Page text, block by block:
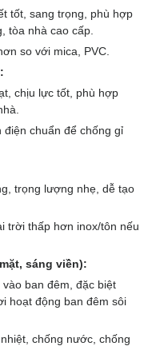
tốt, sang trọng, phù hợp
tòa nhà cao cấp.
so với mica, PVC.
chịu lực tốt, phù hợp
chuẩn để chống gỉ
trọng lượng nhẹ, dễ tạo
trời thấp hơn inox/tôn nếu
sáng viền):
ban đêm, đặc biệt
hoạt động ban đêm sôi
chống nước, chống